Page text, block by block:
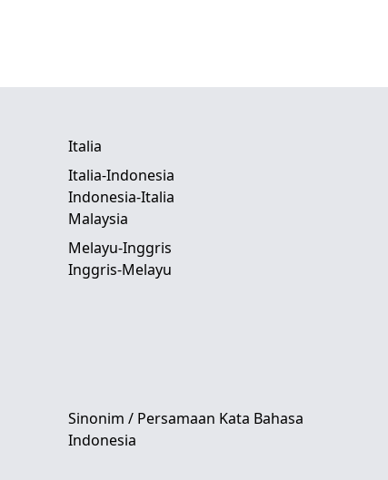
Italia
Italia-Indonesia
Indonesia-Italia
Malaysia
Melayu-Inggris
Inggris-Melayu
Sinonim / Persamaan Kata Bahasa
Indonesia